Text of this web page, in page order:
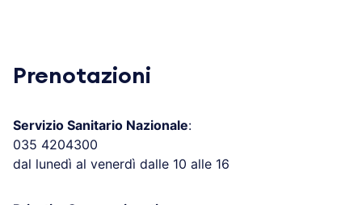
Prenotazioni
Servizio Sanitario Nazionale:
035 4204300
dal lunedì al venerdì dalle 10 alle 16